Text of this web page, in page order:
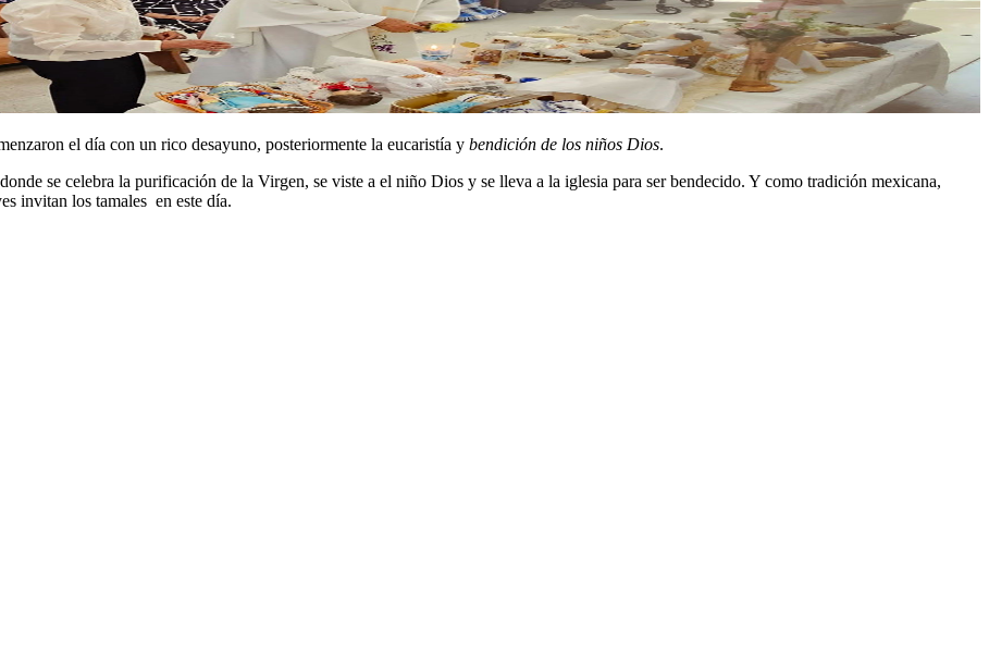
el día con un rico desayuno, posteriormente la eucaristía y bendición de los niños Dios.
se celebra la purificación de la Virgen, se viste a el niño Dios y se lleva a la iglesia para ser bendecido. Y como tradición mexicana,
invitan los tamales en este día.